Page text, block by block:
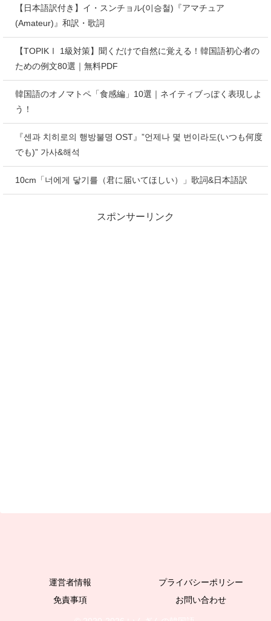
【日本語訳付き】イ・スンチョル(이승철)『アマチュア
(Amateur)』和訳・歌詞
【TOPIKⅠ 1級対策】聞くだけで自然に覚える！韓国語初心者の
ための例文80選｜無料PDF
韓国語のオノマトペ「食感編」10選｜ネイティブっぽく表現しよ
う！
『센과 치히로의 행방불명 OST』”언제나 몇 번이라도(いつも何度
でも)” 가사&해석
10cm「너에게 닿기를（君に届いてほしい）」歌詞&日本語訳
スポンサーリンク
運営者情報
プライバシーポリシー
免責事項
お問い合わせ